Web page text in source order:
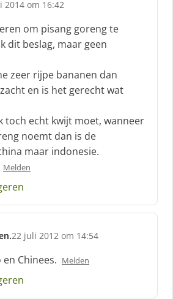
om 16:42
om pisang goreng te
dit beslag, maar geen
zeer rijpe bananen dan
en is het gerecht wat
toch echt kwijt moet, wanneer
noemt dan is de
maar indonesie.
Melden
22 juli 2012 om 14:54
Chinees. Melden